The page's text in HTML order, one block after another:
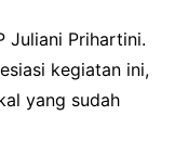
Juliani Prihartini.
kegiatan ini,
yang sudah